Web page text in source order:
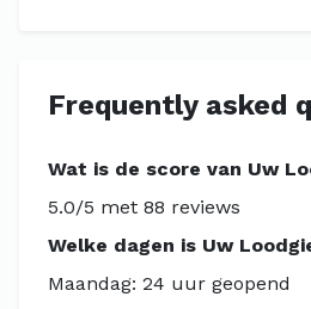
Frequently asked
Wat is de score van Uw
5.0/5 met 88 reviews
Welke dagen is Uw
Maandag: 24 uur geopend